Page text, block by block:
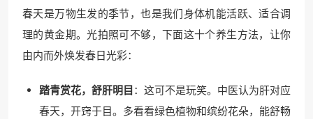
春天是万物生发的季节，也是我们身体机能活跃、适合调
理的黄金期。光拍照可不够，下面这十个养生方法，让你
由内而外焕发春日光彩：
踏青赏花，舒肝明目 ：这可不是玩笑。中医认为肝对应
春天，开窍于目。多看看绿色植物和缤纷花朵，能舒畅